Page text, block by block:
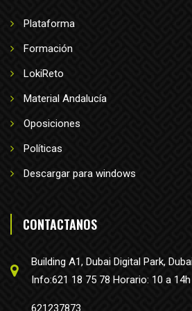
Plataforma
Formación
LokiReto
Material Andalucía
Oposiciones
Políticas
Descargar para windows
CONTACTANOS
Building A1, Dubai Digital Park,
Info:621 18 75 78 Horario: 10 a 14h
621237873